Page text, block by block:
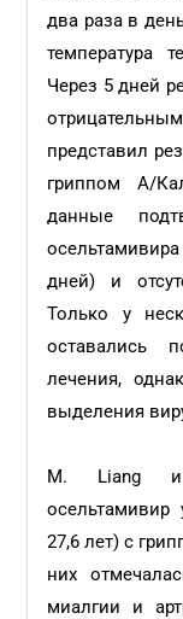
два раза в
температура
Через 5 дней
представил
гриппом A/
данные
дней) и
Только у
оставались
лечения,
выделения
M. Liang и
27,6 лет) с
них
миалгии и